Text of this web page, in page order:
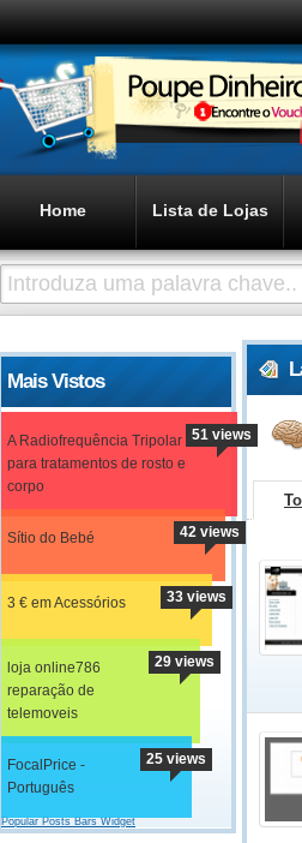
Home Lista de Lojas
Mais Vistos
A Radiofrequência Tripolar
para tratamentos de rosto e
corpo
51 views
Sítio do Bebé 42 views
3 € em Acessórios 33 views
loja online786
reparação de
telemoveis
29 views
FocalPrice -
Português
25 views
Popular Posts Bars Widget